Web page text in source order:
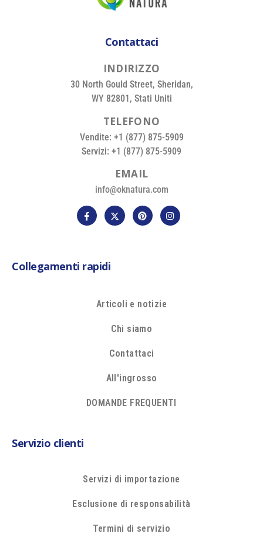
Contattaci
INDIRIZZO
30 North Gould Street, Sheridan,
WY 82801, Stati Uniti
TELEFONO
Vendite: +1 (877) 875-5909
Servizi: +1 (877) 875-5909
EMAIL
info@oknatura.com
Collegamenti rapidi
Articoli e notizie
Chi siamo
Contattaci
All'ingrosso
DOMANDE FREQUENTI
Servizio clienti
Servizi di importazione
Esclusione di responsabilità
Termini di servizio